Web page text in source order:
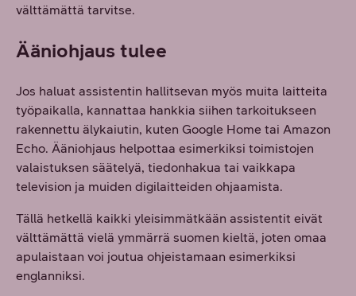
välttämättä tarvitse.
Ääniohjaus tulee
Jos haluat assistentin hallitsevan myös muita laitteita
työpaikalla, kannattaa hankkia siihen tarkoitukseen
rakennettu älykaiutin, kuten Google Home tai Amazon
Echo. Ääniohjaus helpottaa esimerkiksi toimistojen
valaistuksen säätelyä, tiedonhakua tai vaikkapa
television ja muiden digilaitteiden ohjaamista.
Tällä hetkellä kaikki yleisimmätkään assistentit eivät
välttämättä vielä ymmärrä suomen kieltä, joten omaa
apulaistaan voi joutua ohjeistamaan esimerkiksi
englanniksi.